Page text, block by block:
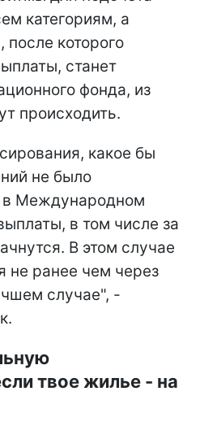
категориям, а
которого
станет
фонда, из
происходить.
какое бы
не было
в Международном
в том числе за
В этом случае
не ранее чем через
случае", -
твое жилье - на